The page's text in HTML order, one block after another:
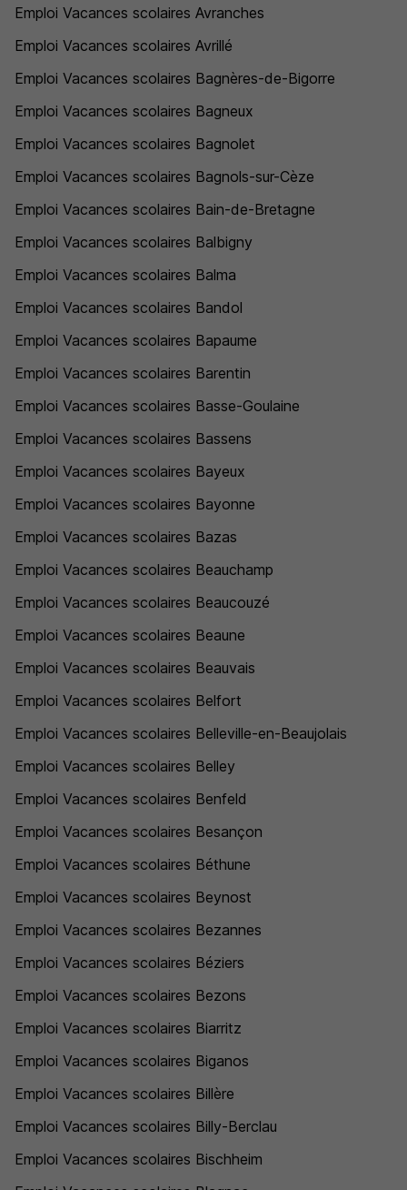
Emploi Vacances scolaires Avranches
Emploi Vacances scolaires Avrillé
Emploi Vacances scolaires Bagnères-de-Bigorre
Emploi Vacances scolaires Bagneux
Emploi Vacances scolaires Bagnolet
Emploi Vacances scolaires Bagnols-sur-Cèze
Emploi Vacances scolaires Bain-de-Bretagne
Emploi Vacances scolaires Balbigny
Emploi Vacances scolaires Balma
Emploi Vacances scolaires Bandol
Emploi Vacances scolaires Bapaume
Emploi Vacances scolaires Barentin
Emploi Vacances scolaires Basse-Goulaine
Emploi Vacances scolaires Bassens
Emploi Vacances scolaires Bayeux
Emploi Vacances scolaires Bayonne
Emploi Vacances scolaires Bazas
Emploi Vacances scolaires Beauchamp
Emploi Vacances scolaires Beaucouzé
Emploi Vacances scolaires Beaune
Emploi Vacances scolaires Beauvais
Emploi Vacances scolaires Belfort
Emploi Vacances scolaires Belleville-en-Beaujolais
Emploi Vacances scolaires Belley
Emploi Vacances scolaires Benfeld
Emploi Vacances scolaires Besançon
Emploi Vacances scolaires Béthune
Emploi Vacances scolaires Beynost
Emploi Vacances scolaires Bezannes
Emploi Vacances scolaires Béziers
Emploi Vacances scolaires Bezons
Emploi Vacances scolaires Biarritz
Emploi Vacances scolaires Biganos
Emploi Vacances scolaires Billère
Emploi Vacances scolaires Billy-Berclau
Emploi Vacances scolaires Bischheim